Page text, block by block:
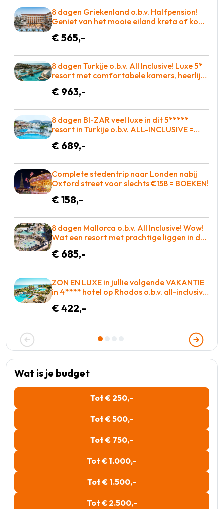
8 dagen Griekenland o.b.v. Halfpension!
Geniet van het mooie eiland kreta of kom
€565 p.p. = BOEKEN
€ 565,-
8 dagen Turkije o.b.v. All Inclusive! Luxe 5*
resort met comfortabele kamers, heerlijk
€ 963,-
8 dagen BI-ZAR veel luxe in dit 5*****
resort in Turkije o.b.v. ALL-INCLUSIVE =
€ 689,-
Complete stedentrip naar Londen nabij
Oxford street voor slechts €158 = BOEKEN!
€ 158,-
8 dagen Mallorca o.b.v. All Inclusive! Wow!
Wat een resort met prachtige liggen in de
WAUW
€ 685,-
ZON EN LUXE in jullie volgende VAKANTIE
in 4**** hotel op Rhodos o.b.v. all-inclusive
€ 422,-
Wat is je budget
Tot € 250,-
Tot € 500,-
Tot € 750,-
Tot € 1.000,-
Tot € 1.500,-
Tot € 2.500,-